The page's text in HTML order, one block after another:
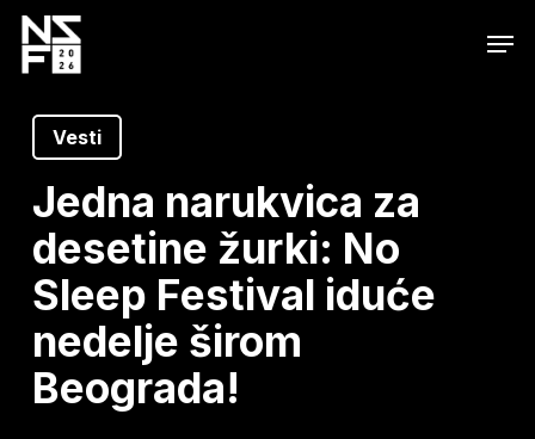
Skip
content
Vesti
Jedna narukvica za
desetine žurki: No
Sleep Festival iduće
nedelje širom
Beograda!